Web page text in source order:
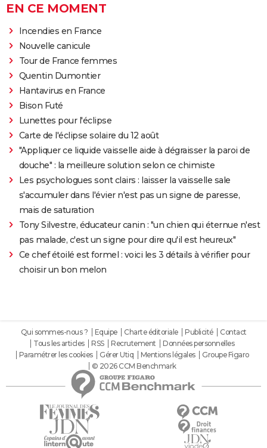
EN CE MOMENT
Incendies en France
Nouvelle canicule
Tour de France femmes
Quentin Dumontier
Hantavirus en France
Bison Futé
Lunettes pour l'éclipse
Carte de l'éclipse solaire du 12 août
"Appliquer ce liquide vaisselle aide à dégraisser la paroi de
douche" : la meilleure solution selon ce chimiste
Les psychologues sont clairs : laisser la vaisselle sale
s'accumuler dans l'évier n'est pas un signe de paresse,
mais de saturation
Tony Silvestre, éducateur canin : "un chien qui éternue n'est
pas malade, c'est un signe pour dire qu'il est heureux"
Ce chef étoilé est formel : voici les 3 détails à vérifier pour
choisir un bon melon
Qui sommes-nous ? Equipe Charte éditoriale Publicité
Contact
Tous les articles
RSS Recrutement
Données personnelles
Paramétrer les cookies
Gérer Utiq Mentions légales
Groupe Figaro
© 2026 CCM Benchmark